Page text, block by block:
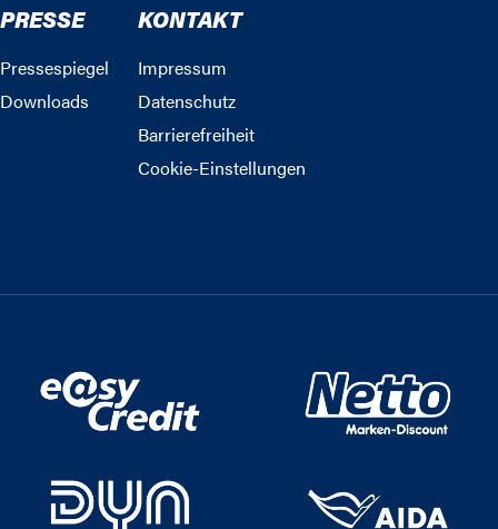
PRESSE
Pressespiegel
Downloads
KONTAKT
Impressum
Datenschutz
Barrierefreiheit
Cookie-Einstellungen